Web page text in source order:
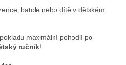
batole nebo dítě v dětském
maximální pohodlí po
ručník!